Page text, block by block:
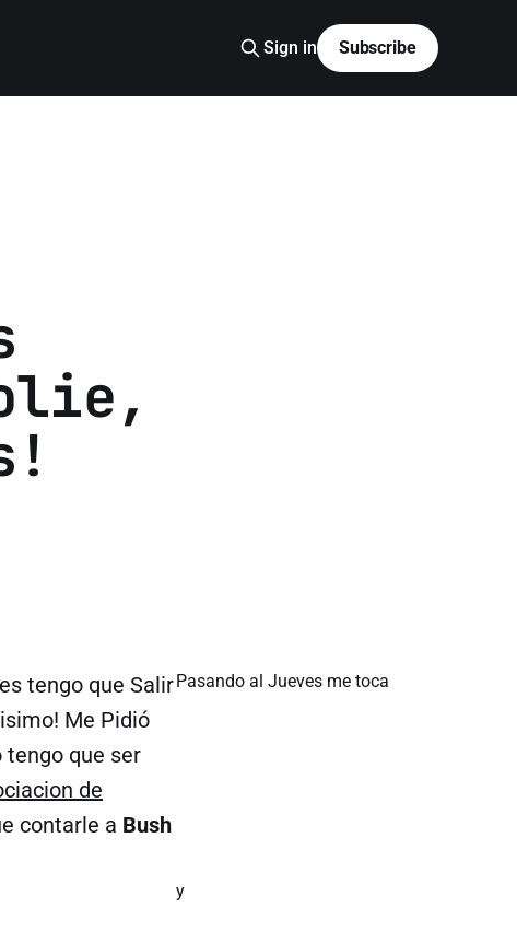
Sign in Subscribe
tengo que Salir
Me Pidió
tengo que ser
de
contarle a Bush
Pasando al Jueves me toca
y